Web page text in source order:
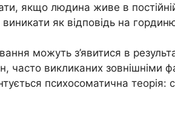
якщо людина живе в постійній
як відповідь на
можуть з’явитися в
часто викликаних зовнішніми
психосоматична теорія: